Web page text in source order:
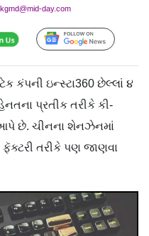
day.com
Follow Us
કંપની ઇન્સ્ટા360 છેલ્લાં ૪
પ્રતીક તરીકે કી-
આપે છે. ચીનના શેનઝેનમાં
તરીકે પણ જાણવા